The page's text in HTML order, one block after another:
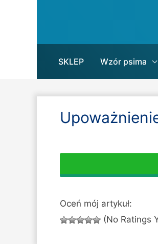
SKLEP Wzór psima
Oceń mój artykuł:
(No Ratings